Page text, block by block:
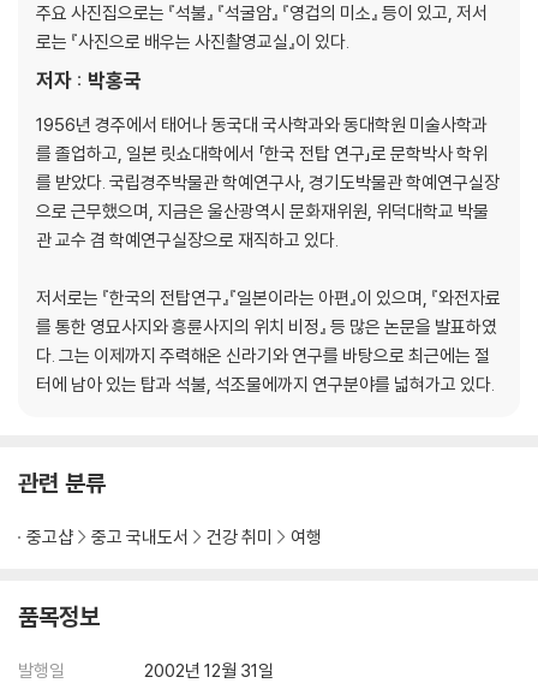
주요 사진집으로는 『석불』 『석굴암』 『영겁의 미소』 등이 있고, 저서
로는 『사진으로 배우는 사진촬영교실』이 있다.
저자 : 박홍국
1956년 경주에서 태어나 동국대 국사학과와 동대학원 미술사학과
를 졸업하고, 일본 릿쇼대학에서 「한국 전탑 연구」로 문학박사 학위
를 받았다. 국립경주박물관 학예연구사, 경기도박물관 학예연구실장
으로 근무했으며, 지금은 울산광역시 문화재위원, 위덕대학교 박물
관 교수 겸 학예연구실장으로 재직하고 있다.
저서로는 『한국의 전탑연구』『일본이라는 아편』이 있으며, 『와전자료
를 통한 영묘사지와 흥륜사지의 위치 비정』 등 많은 논문을 발표하였
다. 그는 이제까지 주력해온 신라기와 연구를 바탕으로 최근에는 절
터에 남아 있는 탑과 석불, 석조물에까지 연구분야를 넓혀가고 있다.
관련 분류
중고샵 중고 국내도서 건강 취미 여행
품목정보
발행일
2002년 12월 31일